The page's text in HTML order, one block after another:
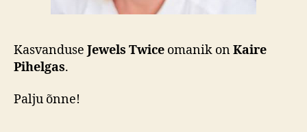
Kasvanduse Jewels Twice omanik onKaire
Pihelgas.
Palju õnne!